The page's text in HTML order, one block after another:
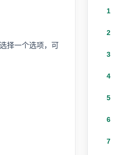
择一个选项，可
1
2
3
4
5
6
7